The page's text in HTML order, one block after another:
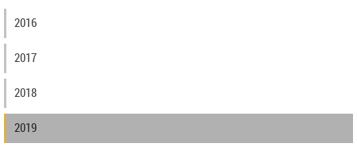
2016
2017
2018
2019